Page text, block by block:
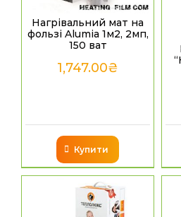
Нагрівальний мат на
фользі Alumia 1м2, 2мп,
150 ват
1,747.00₴
Купити